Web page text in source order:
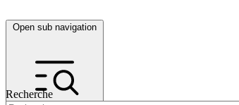
Open sub navigation
Recherche